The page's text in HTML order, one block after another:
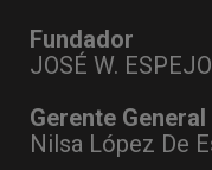
Fundador
JOSÉ W.
Gerente General
Nilsa López De